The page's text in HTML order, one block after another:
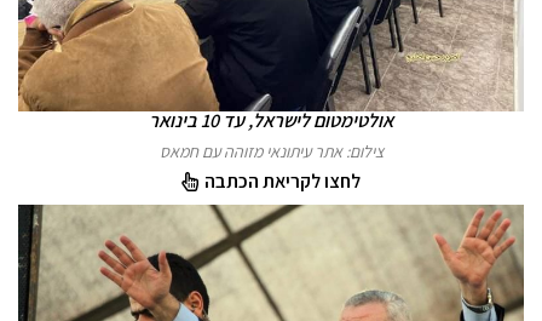
אולטימטום לישראל, עד 10 בינואר
צילום: אתר עיתונאי מזוהה עם חמאס
לחצו לקריאת הכתבה